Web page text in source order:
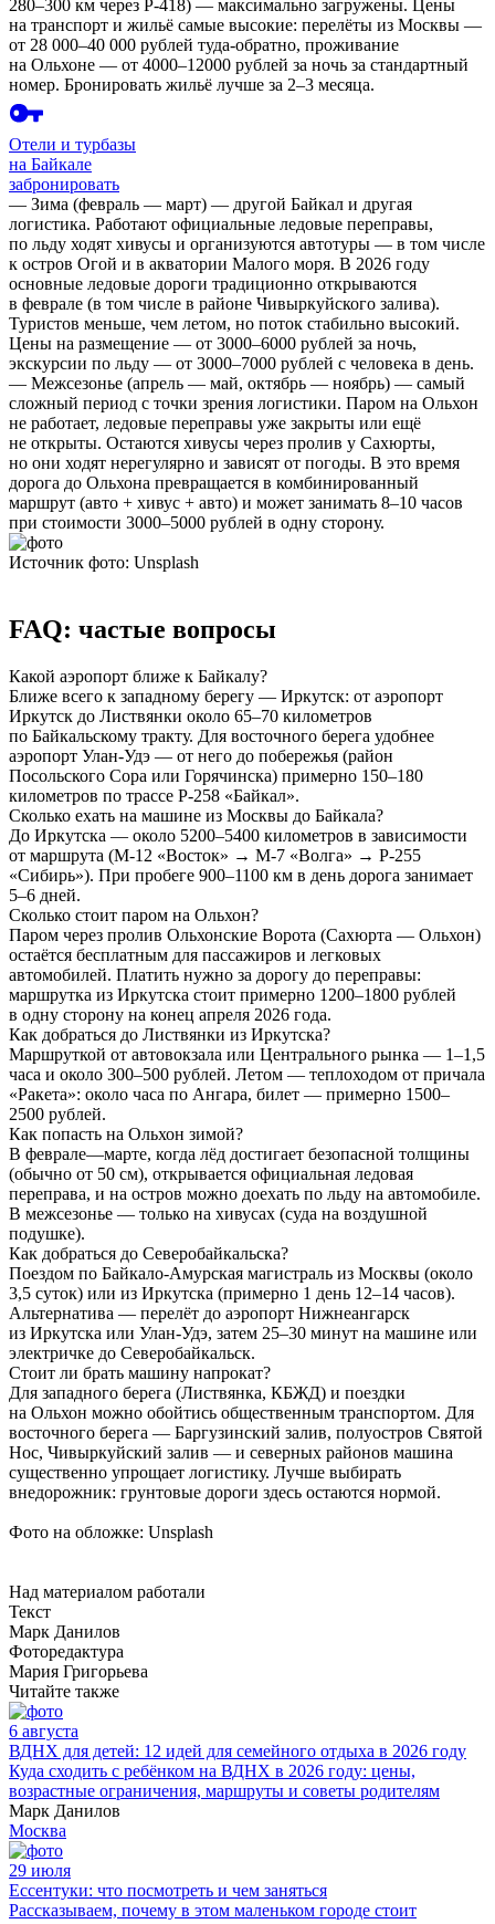
280–300 км через Р-418) — максимально загружены. Цены
на транспорт и жильё самые высокие: перелёты из Москвы —
от 28 000–40 000 рублей туда-обратно, проживание
на Ольхоне — от 4000–12000 рублей за ночь за стандартный
номер. Бронировать жильё лучше за 2–3 месяца.
Отели и турбазы
на Байкале
забронировать
— Зима (февраль — март) — другой Байкал и другая
логистика. Работают официальные ледовые переправы,
по льду ходят хивусы и организуются автотуры — в том числе
к остров Огой и в акватории Малого моря. В 2026 году
основные ледовые дороги традиционно открываются
в феврале (в том числе в районе Чивыркуйского залива).
Туристов меньше, чем летом, но поток стабильно высокий.
Цены на размещение — от 3000–6000 рублей за ночь,
экскурсии по льду — от 3000–7000 рублей с человека в день.
— Межсезонье (апрель — май, октябрь — ноябрь) — самый
сложный период с точки зрения логистики. Паром на Ольхон
не работает, ледовые переправы уже закрыты или ещё
не открыты. Остаются хивусы через пролив у Сахюрты,
но они ходят нерегулярно и зависят от погоды. В это время
дорога до Ольхона превращается в комбинированный
маршрут (авто + хивус + авто) и может занимать 8–10 часов
при стоимости 3000–5000 рублей в одну сторону.
Источник фото: Unsplash
FAQ: частые вопросы
Какой аэропорт ближе к Байкалу?
Ближе всего к западному берегу — Иркутск: от аэропорт
Иркутск до Листвянки около 65–70 километров
по Байкальскому тракту. Для восточного берега удобнее
аэропорт Улан-Удэ — от него до побережья (район
Посольского Сора или Горячинска) примерно 150–180
километров по трассе Р-258 «Байкал».
Сколько ехать на машине из Москвы до Байкала?
До Иркутска — около 5200–5400 километров в зависимости
от маршрута (М-12 «Восток» → М-7 «Волга» → Р-255
«Сибирь»). При пробеге 900–1100 км в день дорога занимает
5–6 дней.
Сколько стоит паром на Ольхон?
Паром через пролив Ольхонские Ворота (Сахюрта — Ольхон)
остаётся бесплатным для пассажиров и легковых
автомобилей. Платить нужно за дорогу до переправы:
маршрутка из Иркутска стоит примерно 1200–1800 рублей
в одну сторону на конец апреля 2026 года.
Как добраться до Листвянки из Иркутска?
Маршруткой от автовокзала или Центрального рынка — 1–1,5
часа и около 300–500 рублей. Летом — теплоходом от причала
«Ракета»: около часа по Ангара, билет — примерно 1500–
2500 рублей.
Как попасть на Ольхон зимой?
В феврале—марте, когда лёд достигает безопасной толщины
(обычно от 50 см), открывается официальная ледовая
переправа, и на остров можно доехать по льду на автомобиле.
В межсезонье — только на хивусах (суда на воздушной
подушке).
Как добраться до Северобайкальска?
Поездом по Байкало-Амурская магистраль из Москвы (около
3,5 суток) или из Иркутска (примерно 1 день 12–14 часов).
Альтернатива — перелёт до аэропорт Нижнеангарск
из Иркутска или Улан-Удэ, затем 25–30 минут на машине или
электричке до Северобайкальск.
Стоит ли брать машину напрокат?
Для западного берега (Листвянка, КБЖД) и поездки
на Ольхон можно обойтись общественным транспортом. Для
восточного берега — Баргузинский залив, полуостров Святой
Нос, Чивыркуйский залив — и северных районов машина
существенно упрощает логистику. Лучше выбирать
внедорожник: грунтовые дороги здесь остаются нормой.
Фото на обложке: Unsplash
Над материалом работали
Текст
Марк Данилов
Фоторедактура
Мария Григорьева
Читайте также
6 августа
ВДНХ для детей: 12 идей для семейного отдыха в 2026 году
Куда сходить с ребёнком на ВДНХ в 2026 году: цены,
возрастные ограничения, маршруты и советы родителям
Марк Данилов
Москва
29 июля
Ессентуки: что посмотреть и чем заняться
Рассказываем, почему в этом маленьком городе стоит